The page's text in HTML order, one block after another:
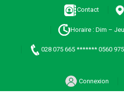
Contact
Horaire : Dim –
028 075 665 ******* 0560
Connexion